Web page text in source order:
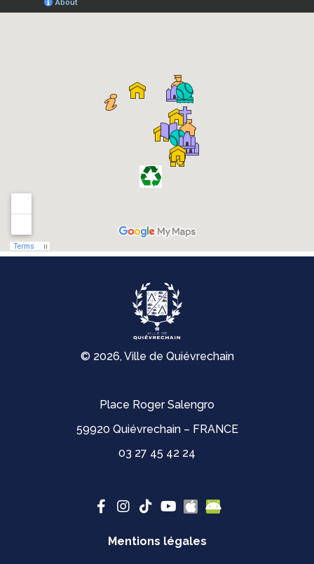
© 2026, Ville de Quiévrechain
Place Roger Salengro
59920 Quiévrechain – FRANCE
03 27 45 42 24
Mentions légales